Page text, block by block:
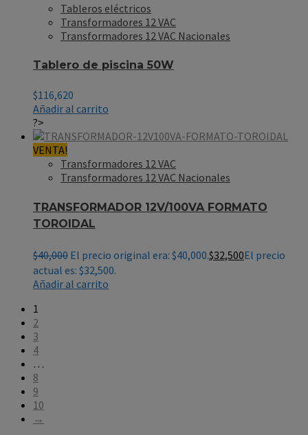
Tableros eléctricos
Transformadores 12 VAC
Transformadores 12 VAC Nacionales
Tablero de piscina 50W
$116,620
Añadir al carrito
?>
VENTA!
Transformadores 12 VAC
Transformadores 12 VAC Nacionales
TRANSFORMADOR 12V/100VA FORMATO
TOROIDAL
$40,000 El precio original era: $40,000.$32,500El precio
actual es: $32,500.
Añadir al carrito
1
2
3
4
…
8
9
10
→